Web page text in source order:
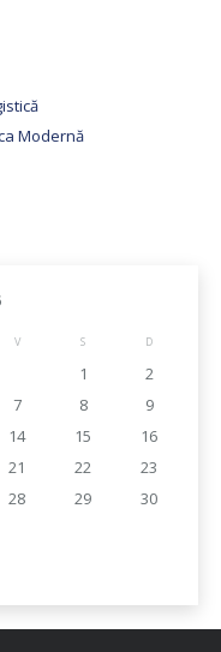
Modernă
V S D
1
2
7 8
9
14 15
16
21 22
23
28 29
30